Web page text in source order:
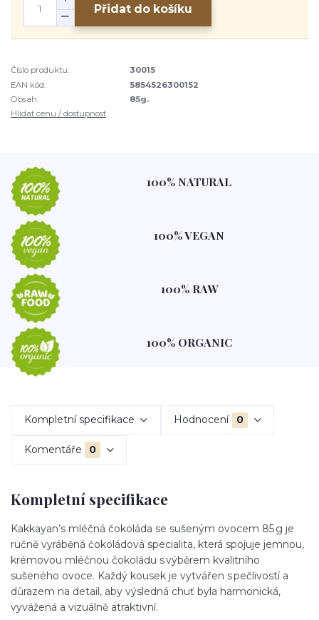
Přidat do košíku
Číslo produktu:
30015
EAN kód:
5854526300152
Obsah:
85g.
Hlídat cenu / dostupnost
100% NATURAL
100% VEGAN
100% RAW
100% ORGANIC
Kompletní specifikace Hodnocení 0
Komentáře 0
Kompletní specifikace
Kakkayan’s mléčná čokoláda se sušeným ovocem 85 g je
ručně vyráběná čokoládová specialita, která spojuje jemnou,
krémovou mléčnou čokoládu s výběrem kvalitního
sušeného ovoce. Každý kousek je vytvářen s pečlivostí a
důrazem na detail, aby výsledná chuť byla harmonická,
vyvážená a vizuálně atraktivní.